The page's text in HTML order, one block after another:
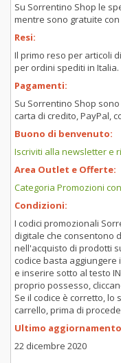
Su Sorrentino Shop le
mentre sono gratuite
Resi:
Il primo reso per articoli
per ordini spediti in Italia.
Pagamenti:
Su Sorrentino Shop
carta di credito, PayPal,
Buono di benvenuto:
Iscriviti alla newsletter e
Area Outlet e Offerte:
Categoria Promozioni
Condizioni:
I codici promozionali
digitale che consentono
nell'acquisto di prodotti
codice basta
e inserire sotto al testo
proprio possesso,
Se il codice è corretto,
carrello, prima di
Ultimo
22 dicembre 2020